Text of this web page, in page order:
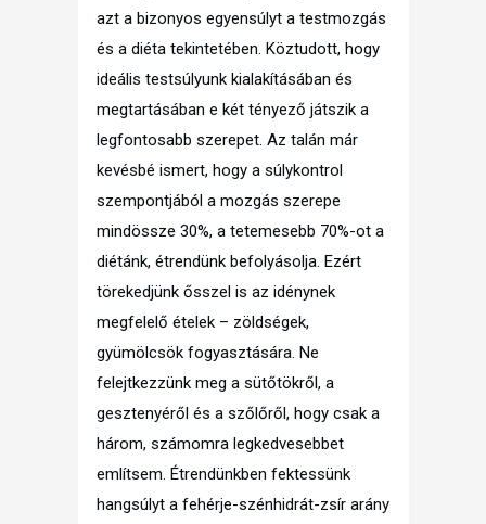
azt a bizonyos egyensúlyt a testmozgás
és a diéta tekintetében. Köztudott, hogy
ideális testsúlyunk kialakításában és
megtartásában e két tényező játszik a
legfontosabb szerepet. Az talán már
kevésbé ismert, hogy a súlykontrol
szempontjából a mozgás szerepe
mindössze 30%, a tetemesebb 70%-ot a
diétánk, étrendünk befolyásolja. Ezért
törekedjünk ősszel is az idénynek
megfelelő ételek – zöldségek,
gyümölcsök fogyasztására. Ne
felejtkezzünk meg a sütőtökről, a
gesztenyéről és a szőlőről, hogy csak a
három, számomra legkedvesebbet
említsem. Étrendünkben fektessünk
hangsúlyt a fehérje-szénhidrát-zsír arány